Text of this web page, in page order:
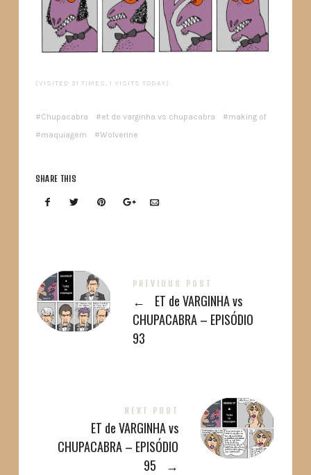
(VISITED 31 TIMES, 1 VISITS TODAY)
Chupacabra et de varginha vs chupacabra
making of
maquiagem
Wolverine
SHARE THIS
PREVIOUS POST
←
ET de VARGINHA vs
CHUPACABRA – EPISÓDIO
93
NEXT POST
ET de VARGINHA vs
CHUPACABRA – EPISÓDIO
95
→